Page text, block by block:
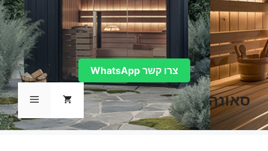
סאונה תפריט
צרו קשר WhatsApp